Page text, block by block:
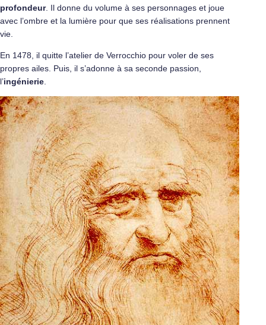
profondeur. Il donne du volume à ses personnages et joue
avec l’ombre et la lumière pour que ses réalisations prennent
vie.
En 1478, il quitte l’atelier de Verrocchio pour voler de ses
propres ailes. Puis, il s’adonne à sa seconde passion,
l’ingénierie